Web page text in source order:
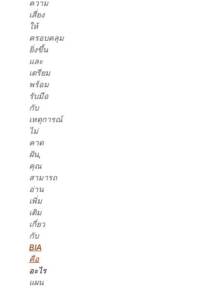
ความ
เสี่ยง
ให้
ครอบคลุม
ยิ่งขึ้น
และ
เตรียม
พร้อม
รับมือ
กับ
เหตุการณ์
ไม่
คาด
ฝัน,
คุณ
สามารถ
อ่าน
เพิ่ม
เติม
เกี่ยว
กับ
BIA
คือ
อะไร
แผน